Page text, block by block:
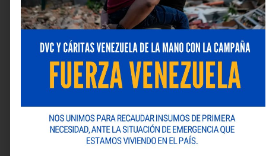
Deja una respuesta
Los campos obligatorios están marcados con*
Comentario